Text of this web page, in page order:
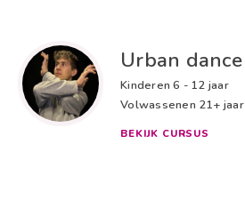
Urban dance
Kinderen 6 - 12 jaar
Volwassenen 21+ jaar
BEKIJK CURSUS